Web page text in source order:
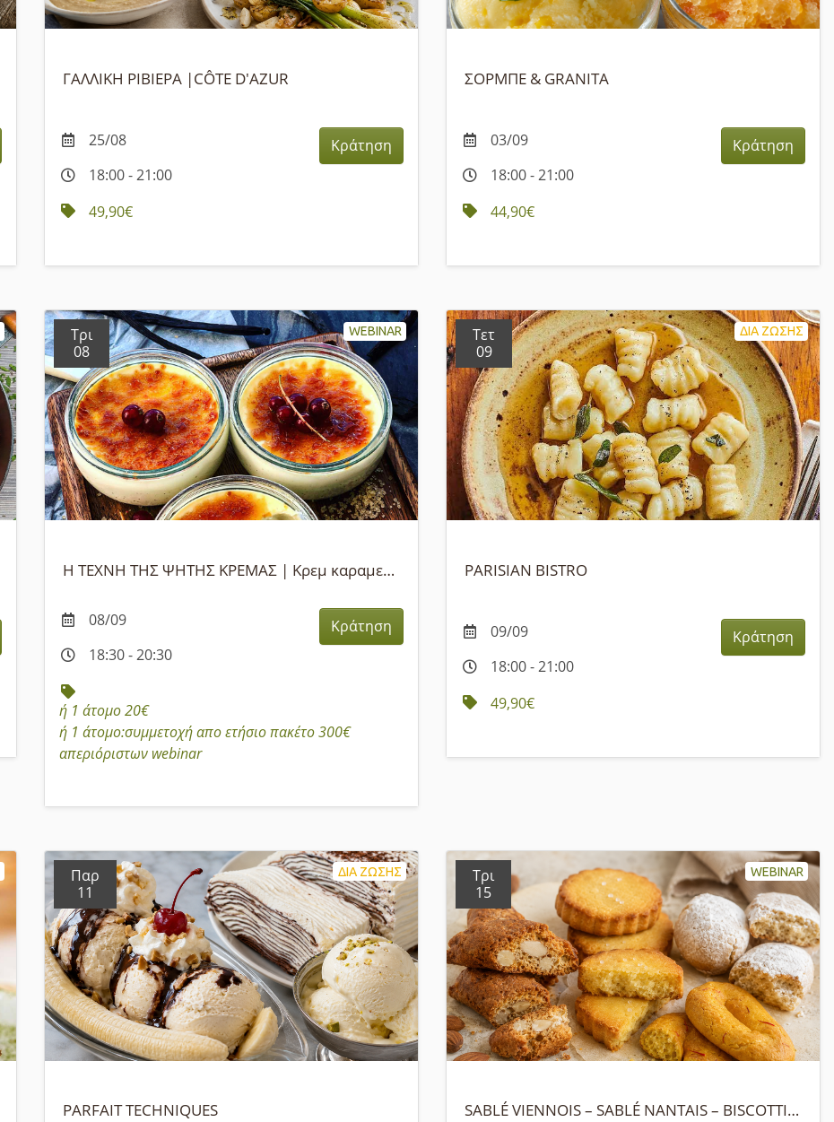
ΓΑΛΛΙΚΗ ΡΙΒΙΕΡΑ |CÔTE D'AZUR
Κράτηση
25/08
18:00 - 21:00
49,90€
ΣΟΡΜΠΕ & GRANITA
Κράτηση
03/09
18:00 - 21:00
44,90€
WEBINAR
Η ΤΕΧΝΗ ΤΗΣ ΨΗΤΗΣ ΚΡΕΜΑΣ | Κρεμ καραμελέ & Crème brûlée WEBINAR
Τρι
08
Κράτηση
08/09
18:30 - 20:30
ή 1 άτομο 20€
ή 1 άτομο:συμμετοχή απο ετήσιο πακέτο 300€
απεριόριστων webinar
ΔΙΑ ΖΩΣΗΣ
PARISIAN BISTRO
Τετ
09
Κράτηση
09/09
18:00 - 21:00
49,90€
ΔΙΑ ΖΩΣΗΣ
PARFAIT TECHNIQUES
Παρ
11
WEBINAR
SABLÉ VIENNOIS – SABLÉ NANTAIS – BISCOTTI BACI DI DAMA WEBINAR
Τρι
15